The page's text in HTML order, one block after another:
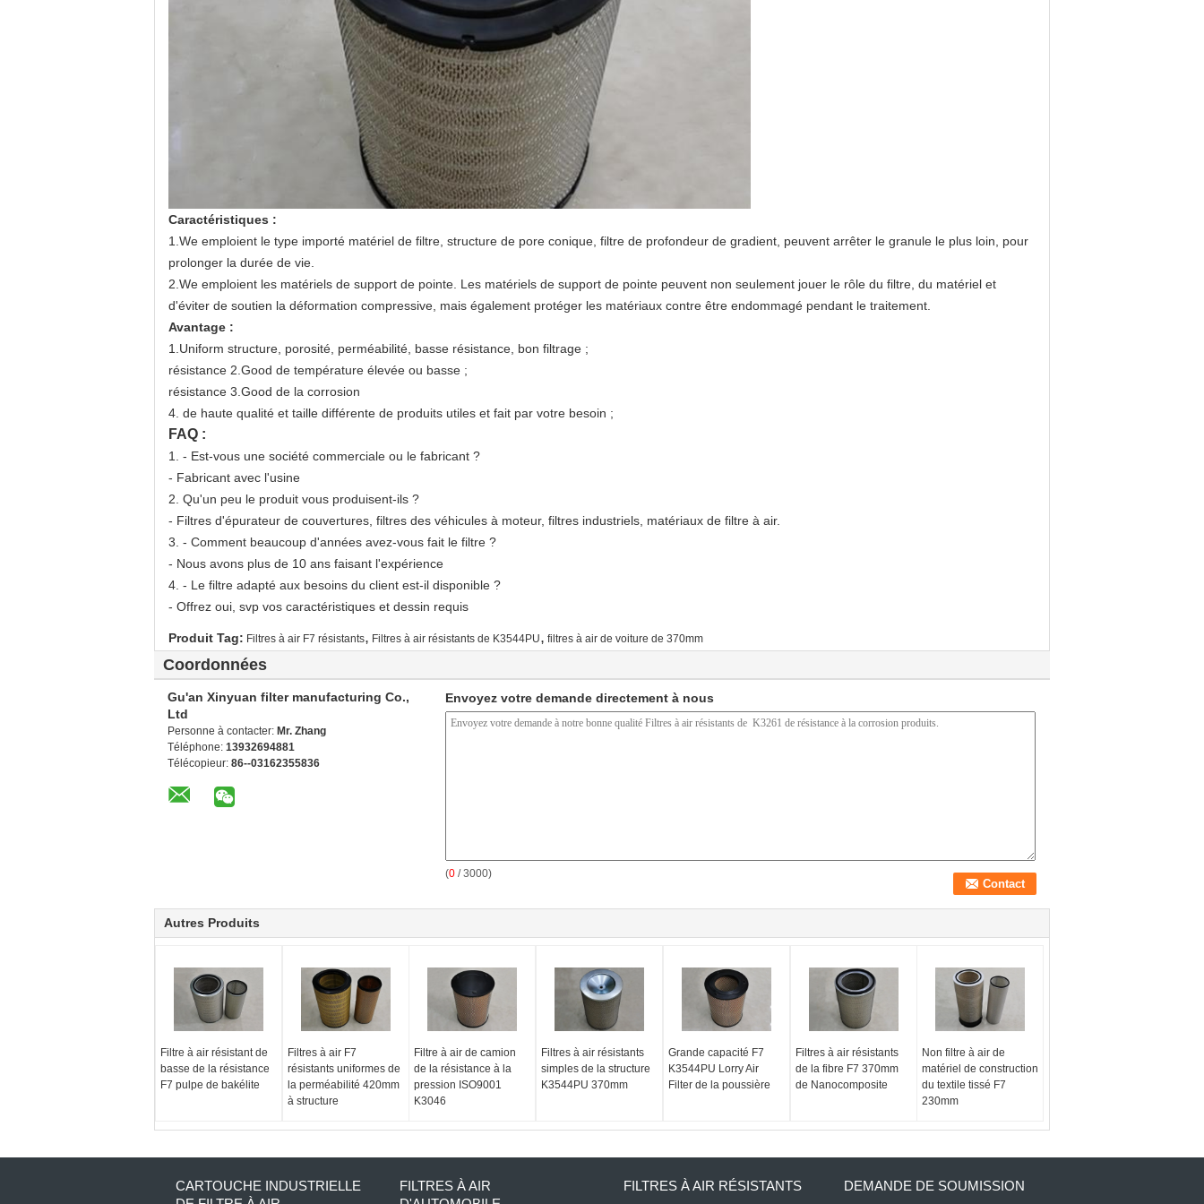
Caractéristiques :
1.We emploient le type importé matériel de filtre, structure de pore conique, filtre de profondeur de gradient, peuvent arrêter le granule le plus loin, pour
prolonger la durée de vie.
2.We emploient les matériels de support de pointe. Les matériels de support de pointe peuvent non seulement jouer le rôle du filtre, du matériel et
d'éviter de soutien la déformation compressive, mais également protéger les matériaux contre être endommagé pendant le traitement.
Avantage :
1.Uniform structure, porosité, perméabilité, basse résistance, bon filtrage ;
résistance 2.Good de température élevée ou basse ;
résistance 3.Good de la corrosion
4. de haute qualité et taille différente de produits utiles et fait par votre besoin ;
FAQ :
1. - Est-vous une société commerciale ou le fabricant ?
- Fabricant avec l'usine
2. Qu'un peu le produit vous produisent-ils ?
- Filtres d'épurateur de couvertures, filtres des véhicules à moteur, filtres industriels, matériaux de filtre à air.
3. - Comment beaucoup d'années avez-vous fait le filtre ?
- Nous avons plus de 10 ans faisant l'expérience
4. - Le filtre adapté aux besoins du client est-il disponible ?
- Offrez oui, svp vos caractéristiques et dessin requis
Produit Tag: Filtres à air F7 résistants, Filtres à air résistants de K3544PU, filtres à air de voiture de 370mm
Coordonnées
Gu'an Xinyuan filter manufacturing Co.,
Ltd
Personne à contacter: Mr. Zhang
Téléphone: 13932694881
Télécopieur: 86--03162355836
Envoyez votre demande directement à nous
(0 / 3000)
Autres Produits
Filtre à air résistant de
basse de la résistance
F7 pulpe de bakélite
Filtres à air F7
résistants uniformes de
la perméabilité 420mm
à structure
Filtre à air de camion
de la résistance à la
pression ISO9001
K3046
Filtres à air résistants
simples de la structure
K3544PU 370mm
Grande capacité F7
K3544PU Lorry Air
Filter de la poussière
Filtres à air résistants
de la fibre F7 370mm
de Nanocomposite
Non filtre à air de
matériel de construction
du textile tissé F7
230mm
CARTOUCHE INDUSTRIELLE
FILTRES À AIR
FILTRES À AIR RÉSISTANTS DEMANDE DE SOUMISSION